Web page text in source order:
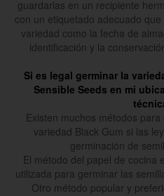
guardarlas en un recipiente
con un etiquetado adecuado
variedad como la fecha de
identificación y la
Si es legal germinar la
Sensible Seeds en mi
Existen muchos métodos
variedad Black Gum si las
germinación de
El método del papel de cocina
utilizada para germinar las
Otro método popular y